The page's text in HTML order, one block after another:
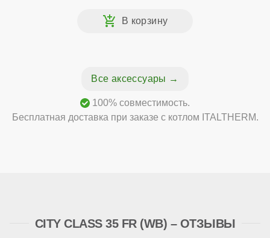
Все аксессуары
100% совместимость.
Бесплатная доставка при заказе с котлом ITALTHERM.
CITY CLASS 35 FR (WB) – ОТЗЫВЫ